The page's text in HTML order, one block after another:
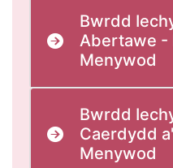
Bwrdd
Abertawe -
Menywod
Bwrdd
Caerdydd
Menywod